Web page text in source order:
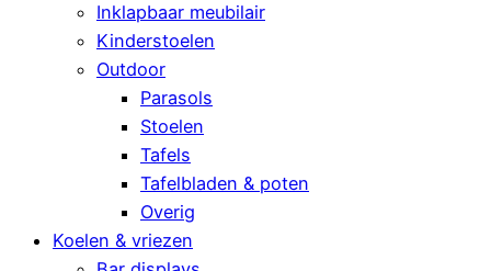
Inklapbaar meubilair
Kinderstoelen
Outdoor
Parasols
Stoelen
Tafels
Tafelbladen & poten
Overig
Koelen & vriezen